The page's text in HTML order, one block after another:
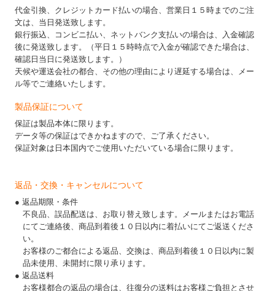
代金引換、クレジットカード払いの場合、営業日１５時までのご注
文は、当日発送致します。
銀行振込、コンビニ払い、ネットバンク支払いの場合は、入金確認
後に発送致します。（平日１５時時点で入金が確認できた場合は、
確認日当日に発送致します。）
天候や運送会社の都合、その他の理由により遅延する場合は、メー
ル等でご連絡いたします。
製品保証について
保証は製品本体に限ります。
データ等の保証はできかねますので、ご了承ください。
保証対象は日本国内でご使用いただいている場合に限ります。
返品・交換・キャンセルについて
● 返品期限・条件
不良品、誤品配送は、お取り替え致します。メールまたはお電話
にてご連絡後、商品到着後１０日以内に着払いにてご返送くださ
い。
お客様のご都合による返品、交換は、商品到着後１０日以内に製
品未使用、未開封に限り承ります。
● 返品送料
お客様都合の返品の場合は、往復分の送料はお客様ご負担とさせ